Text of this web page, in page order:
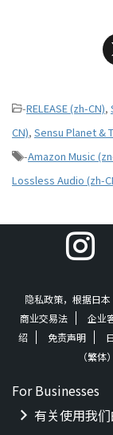
-RELEASE (zh-CN),
CN), Sensu Planet &
-Amazon Music
Lossless Audio (zh-
隐私政策，根据日
商业交易法
企业
绍
免责声明
（繁体）
For Businesses
有关使用我